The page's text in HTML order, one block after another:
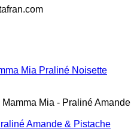
Mia - Praliné Amande